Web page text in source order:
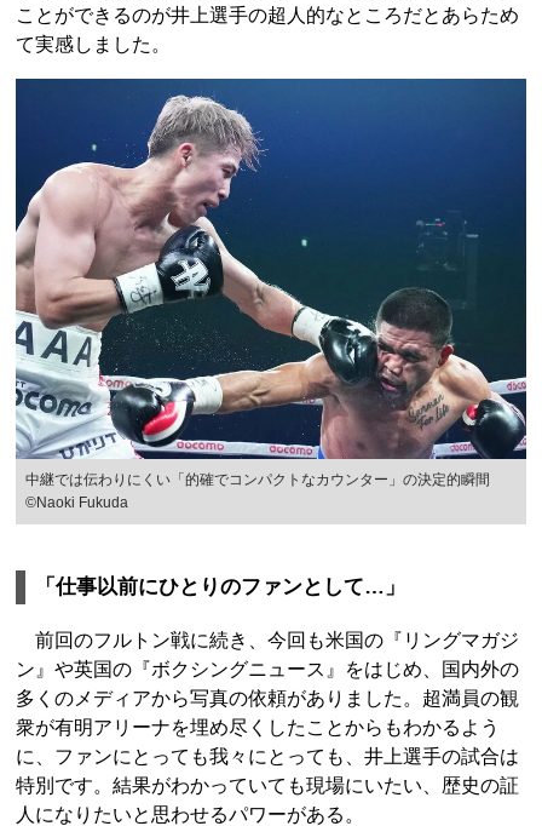
ことができるのが井上選手の超人的なところだとあらため
て実感しました。
中継では伝わりにくい「的確でコンパクトなカウンター」の決定的瞬間
©Naoki Fukuda
「仕事以前にひとりのファンとして…」
前回のフルトン戦に続き、今回も米国の『リングマガジ
ン』や英国の『ボクシングニュース』をはじめ、国内外の
多くのメディアから写真の依頼がありました。超満員の観
衆が有明アリーナを埋め尽くしたことからもわかるよう
に、ファンにとっても我々にとっても、井上選手の試合は
特別です。結果がわかっていても現場にいたい、歴史の証
人になりたいと思わせるパワーがある。